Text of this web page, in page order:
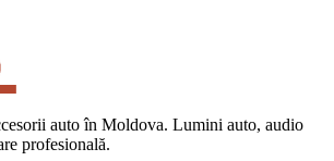
auto în Moldova. Lumini auto, audio
profesională.